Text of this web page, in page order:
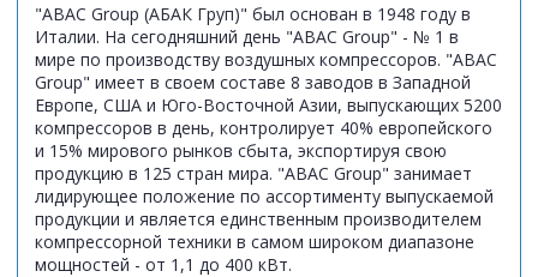
"ABAC Group (АБАК Груп)" был основан в 1948 году в
Италии. На сегодняшний день "ABAC Group" - № 1 в
мире по производству воздушных компрессоров. "ABAC
Group" имеет в своем составе 8 заводов в Западной
Европе, США и Юго-Восточной Азии, выпускающих 5200
компрессоров в день, контролирует 40% европейского
и 15% мирового рынков сбыта, экспортируя свою
продукцию в 125 стран мира. "ABAC Group" занимает
лидирующее положение по ассортименту выпускаемой
продукции и является единственным производителем
компрессорной техники в самом широком диапазоне
мощностей - от 1,1 до 400 кВт.